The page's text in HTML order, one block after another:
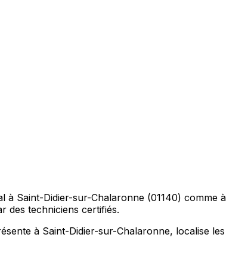
Saint-Didier-sur-Chalaronne (01140) comme à
des techniciens certifiés.
à Saint-Didier-sur-Chalaronne, localise les